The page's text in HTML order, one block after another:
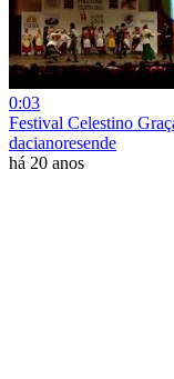
0:03
Festival Celestino
dacianoresende
há 20 anos